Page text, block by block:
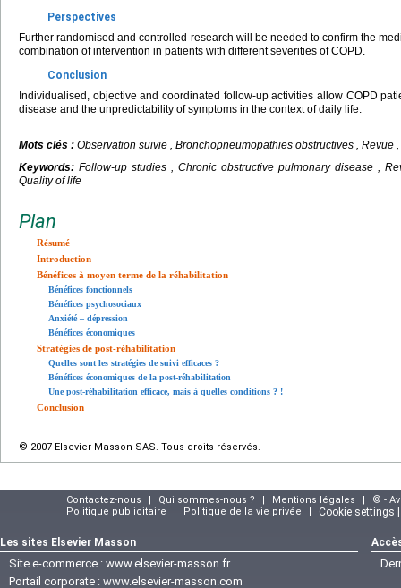
Perspectives
Further randomised and controlled research will be needed to confirm the
combination of intervention in patients with different severities of COPD.
Conclusion
Individualised, objective and coordinated follow-up activities allow COPD
disease and the unpredictability of symptoms in the context of daily life.
Mots clés : Observation suivie , Bronchopneumopathies obstructives , Revue
Keywords: Follow-up studies , Chronic obstructive pulmonary disease ,
Quality of life
Plan
Résumé
Introduction
Bénéfices à moyen terme de la réhabilitation
Bénéfices fonctionnels
Bénéfices psychosociaux
Anxiété – dépression
Bénéfices économiques
Stratégies de post-réhabilitation
Quelles sont les stratégies de suivi efficaces ?
Bénéfices économiques de la post-réhabilitation
Une post-réhabilitation efficace, mais à quelles conditions ? !
Conclusion
© 2007 Elsevier Masson SAS. Tous droits réservés.
Contactez-nous | Qui sommes-nous ? | Mentions légales |
© -
Politique publicitaire
| Politique de la vie privée | Cookie settings
Les sites Elsevier Masson
Site e-commerce : www.elsevier-masson.fr
Portail corporate : www.elsevier-masson.com